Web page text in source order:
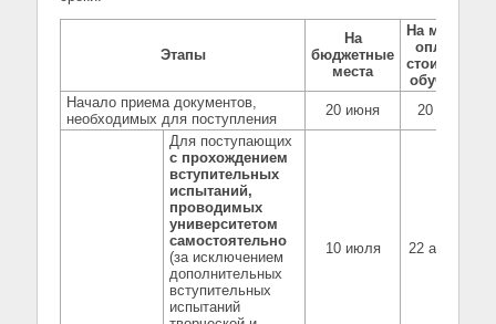
Этапы
На
бюджетные
места
На места с
оплатой
стоимости
обучения
Начало приема документов,
необходимых для поступления
20 июня 20 июня
Для поступающих
с прохождением
вступительных
испытаний,
проводимых
университетом
самостоятельно
(за исключением
дополнительных
вступительных
испытаний
10 июля 22 августа